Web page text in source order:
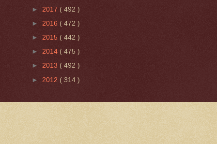
► 2017 ( 492 )
► 2016 ( 472 )
► 2015 ( 442 )
► 2014 ( 475 )
► 2013 ( 492 )
► 2012 ( 314 )